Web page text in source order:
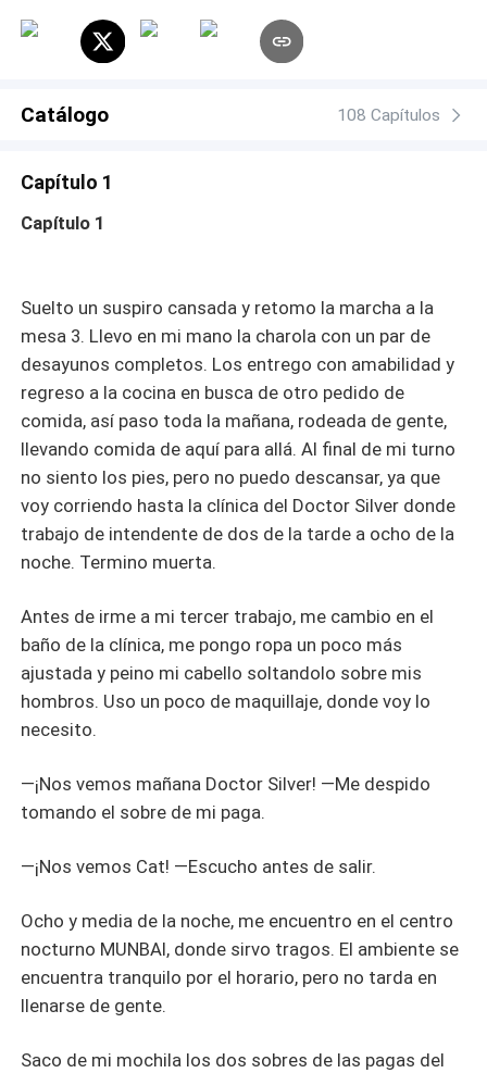
Catálogo 108 Capítulos
Capítulo 1
Capítulo 1
Suelto un suspiro cansada y retomo la marcha a la
mesa 3. Llevo en mi mano la charola con un par de
desayunos completos. Los entrego con amabilidad y
regreso a la cocina en busca de otro pedido de
comida, así paso toda la mañana, rodeada de gente,
llevando comida de aquí para allá. Al final de mi turno
no siento los pies, pero no puedo descansar, ya que
voy corriendo hasta la clínica del Doctor Silver donde
trabajo de intendente de dos de la tarde a ocho de la
noche. Termino muerta.
Antes de irme a mi tercer trabajo, me cambio en el
baño de la clínica, me pongo ropa un poco más
ajustada y peino mi cabello soltandolo sobre mis
hombros. Uso un poco de maquillaje, donde voy lo
necesito.
—¡Nos vemos mañana Doctor Silver! —Me despido
tomando el sobre de mi paga.
—¡Nos vemos Cat! —Escucho antes de salir.
Ocho y media de la noche, me encuentro en el centro
nocturno MUNBAI, donde sirvo tragos. El ambiente se
encuentra tranquilo por el horario, pero no tarda en
llenarse de gente.
Saco de mi mochila los dos sobres de las pagas del